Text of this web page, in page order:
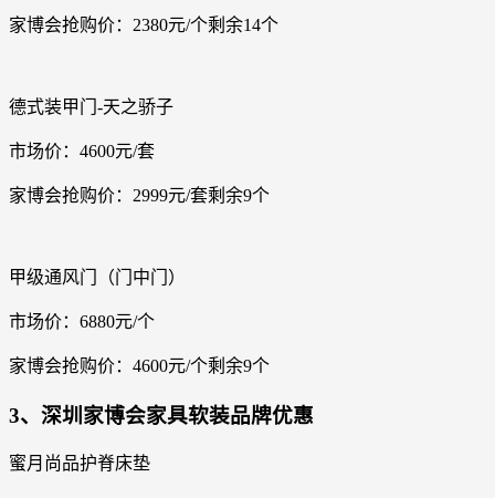
家博会抢购价：2380元/个剩余14个
德式装甲门-天之骄子
市场价：4600元/套
家博会抢购价：2999元/套剩余9个
甲级通风门（门中门）
市场价：6880元/个
家博会抢购价：4600元/个剩余9个
3、深圳家博会家具软装品牌优惠
蜜月尚品护脊床垫